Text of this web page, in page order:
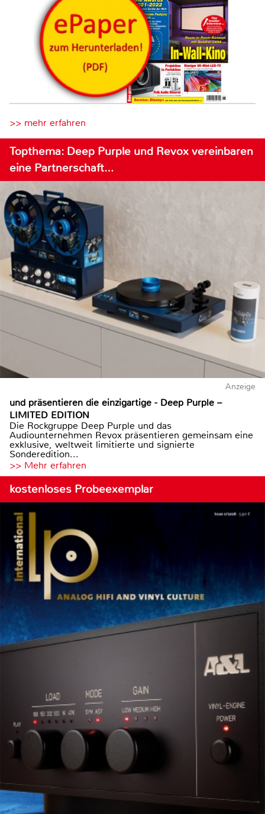
>> mehr erfahren
Topthema: Deep Purple und Revox vereinbaren
eine Partnerschaft…
Anzeige
und präsentieren die einzigartige - Deep Purple –
LIMITED EDITION
Die Rockgruppe Deep Purple und das
Audiounternehmen Revox präsentieren gemeinsam eine
exklusive, weltweit limitierte und signierte
Sonderedition...
>> Mehr erfahren
kostenloses Probeexemplar